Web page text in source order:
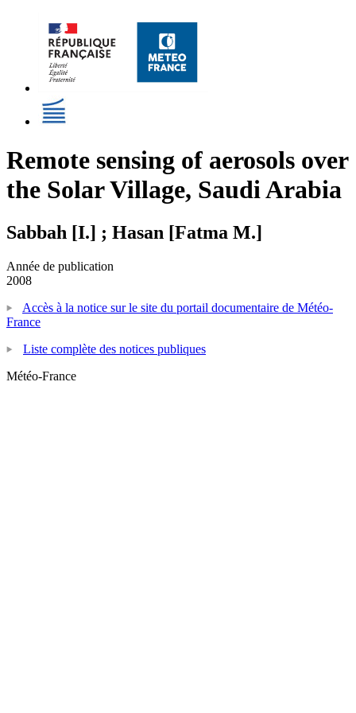
Remote sensing of aerosols over
the Solar Village, Saudi Arabia
Sabbah [I.] ; Hasan [Fatma M.]
Année de publication
2008
Accès à la notice sur le site du portail documentaire de Météo-
France
Liste complète des notices publiques
Météo-France